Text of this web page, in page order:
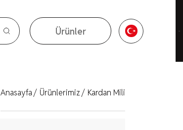
Ürünler
Anasayfa/ Ürünlerimiz/ Kardan Mili